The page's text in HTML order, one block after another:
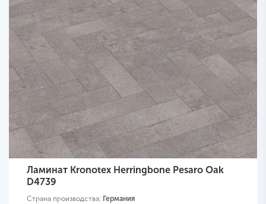
Ламинат Kronotex Herringbone Pesaro Oak
D4739
Страна производства: Германия